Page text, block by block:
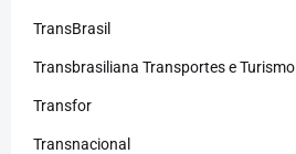
TransBrasil
Transbrasiliana Transportes e Turismo
Transfor
Transnacional